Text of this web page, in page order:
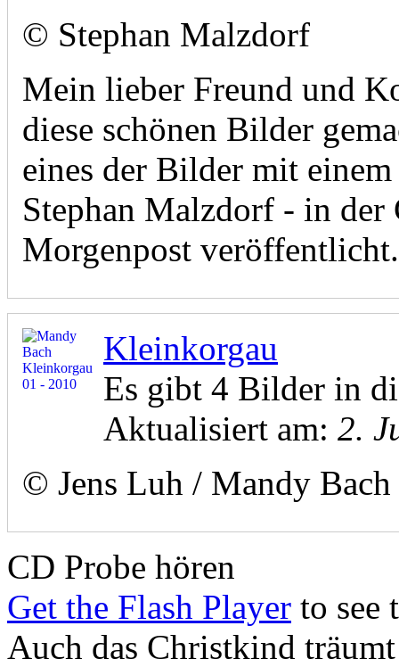
© Stephan Malzdorf
Mein lieber Freund und
diese schönen Bilder
eines der Bilder mit
Stephan Malzdorf - in der
Morgenpost veröffentlicht.
Kleinkorgau
Es gibt 4 Bilder in
Aktualisiert am: 2.
© Jens Luh / Mandy Bach
CD Probe hören
Get the Flash Player to see
Auch das Christkind träumt